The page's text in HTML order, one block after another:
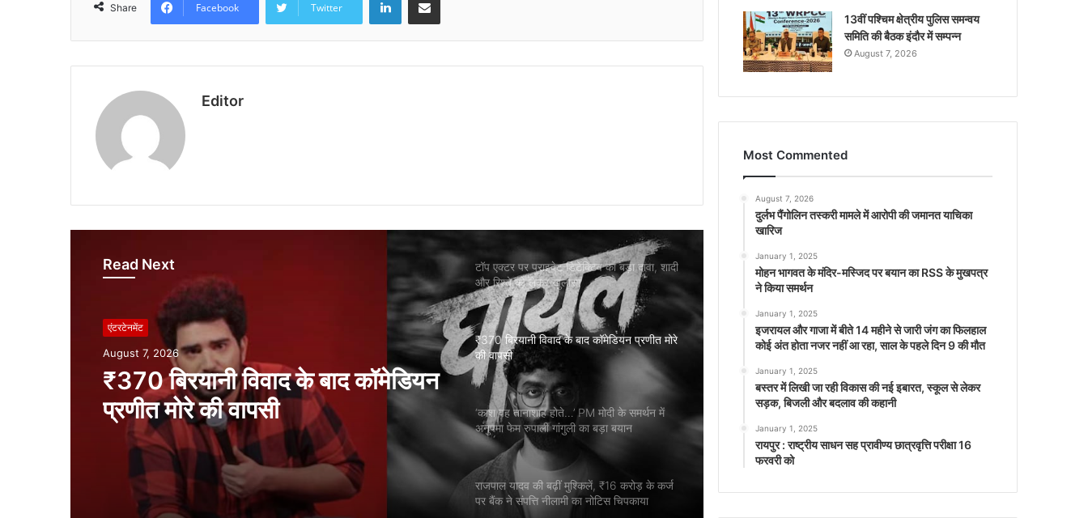
Share Facebook Twitter
Editor
Read Next
एंटरटेनमेंट
August 7, 2026
₹370 बिरयानी विवाद के बाद कॉमेडियन
प्रणीत मोरे की वापसी
बीइंग ह्यूमन जूलरी केस में घिरे
पारा, ग्लैमरस अंदाज पर फिदा हुए फैंस
टॉप एक्टर पर प्राइवेट डिटेक्टिव का बड़ा दावा, शादी
और रिश्ते को लेकर खुलासा
₹370 बिरयानी विवाद के बाद कॉमेडियन प्रणीत मोरे
की वापसी
‘काश वह तानाशाह होते…’ PM मोदी के समर्थन में
अनुपमा फेम रुपाली गांगुली का बड़ा बयान
राजपाल यादव की बढ़ीं मुश्किलें, ₹16 करोड़ के कर्ज
पर बैंक ने संपत्ति नीलामी का नोटिस चिपकाया
13वीं पश्चिम क्षेत्रीय पुलिस समन्वय
समिति की बैठक इंदौर में सम्पन्न
August 7, 2026
Most Commented
August 7, 2026
दुर्लभ पैंगोलिन तस्करी मामले में आरोपी की जमानत याचिका
खारिज
January 1, 2025
मोहन भागवत के मंदिर-मस्जिद पर बयान का RSS के मुखपत्र
ने किया समर्थन
January 1, 2025
इजरायल और गाजा में बीते 14 महीने से जारी जंग का फिलहाल
कोई अंत होता नजर नहीं आ रहा, साल के पहले दिन 9 की मौत
January 1, 2025
बस्तर में लिखी जा रही विकास की नई इबारत, स्कूल से लेकर
सड़क, बिजली और बदलाव की कहानी
January 1, 2025
रायपुर : राष्ट्रीय साधन सह प्रावीण्य छात्रवृत्ति परीक्षा 16
फरवरी को